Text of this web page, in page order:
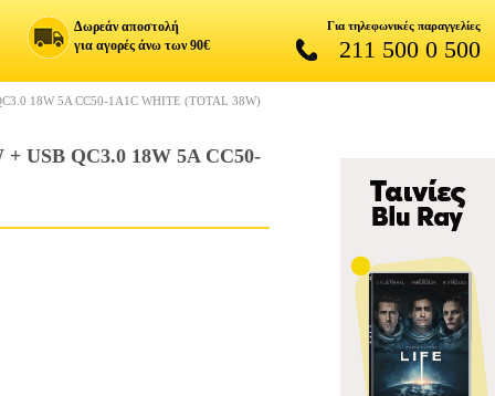
Δωρεάν αποστολή
για αγορές άνω των 90€
Για τηλεφωνικές παραγγελίες
211 500 0 500
18W 5A CC50-1A1C WHITE (TOTAL 38W)
USB QC3.0 18W 5A CC50-